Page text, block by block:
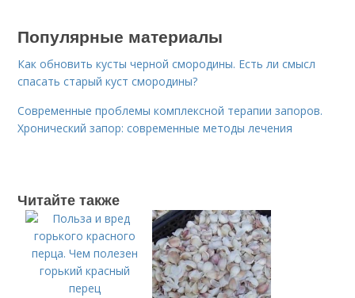
Популярные материалы
Как обновить кусты черной смородины. Есть ли смысл
спасать старый куст смородины?
Современные проблемы комплексной терапии запоров.
Хронический запор: современные методы лечения
Читайте также